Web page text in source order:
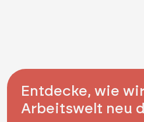
Entdecke, wie
Arbeitswelt neu